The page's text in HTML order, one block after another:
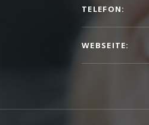
TELEFON
WEBSEITE